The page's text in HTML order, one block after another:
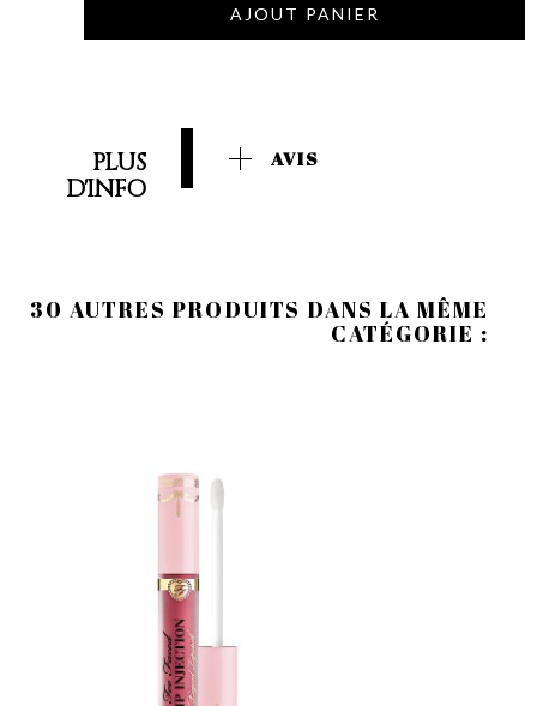
AJOUT PANIER
PLUS
D'INFO
AVIS
30 AUTRES PRODUITS DANS LA MÊME
CATÉGORIE :